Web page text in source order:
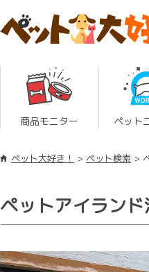
商品モニター ペット
ペット大好き！ ペット検索
ペットアイラン